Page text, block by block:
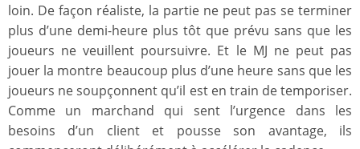
loin. De façon réaliste, la partie ne peut pas se terminer
plus d’une demi-heure plus tôt que prévu sans que les
joueurs ne veuillent poursuivre. Et le MJ ne peut pas
jouer la montre beaucoup plus d’une heure sans que les
joueurs ne soupçonnent qu’il est en train de temporiser.
Comme un marchand qui sent l’urgence dans les
besoins d’un client et pousse son avantage, ils